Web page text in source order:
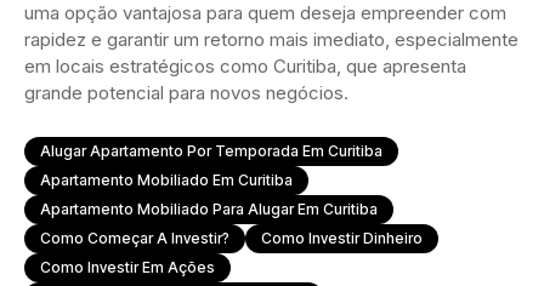
uma opção vantajosa para quem deseja empreender com
rapidez e garantir um retorno mais imediato, especialmente
em locais estratégicos como Curitiba, que apresenta
grande potencial para novos negócios.
Alugar Apartamento Por Temporada Em Curitiba
Apartamento Mobiliado Em Curitiba
Apartamento Mobiliado Para Alugar Em Curitiba
Como Começar A Investir?
Como Investir Dinheiro
Como Investir Em Ações